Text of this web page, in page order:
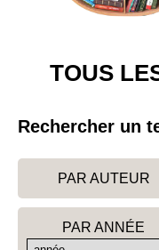
TOUS
Rechercher un
PAR AUTEUR
PAR ANNÉE